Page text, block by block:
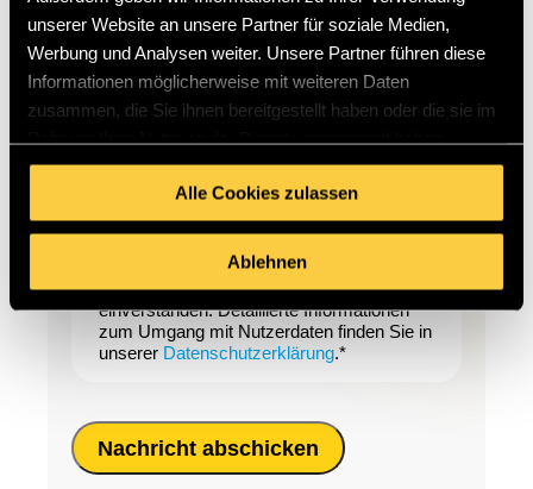
unserer Website an unsere Partner für soziale Medien,
Werbung und Analysen weiter. Unsere Partner führen diese
Informationen möglicherweise mit weiteren Daten
zusammen, die Sie ihnen bereitgestellt haben oder die sie im
Rahmen Ihrer Nutzung der Dienste gesammelt haben.
Alle Cookies zulassen
Ablehnen
Sie sich mit den
Datenschutzbestimmungen von seowerk
einverstanden. Detaillierte Informationen
zum Umgang mit Nutzerdaten finden Sie in
unserer Datenschutzerklärung.*
Nachricht abschicken